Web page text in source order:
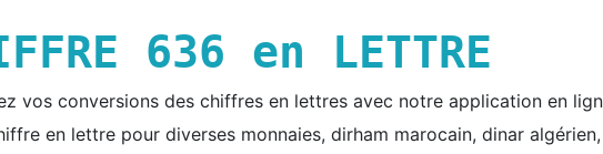
636 en LETTRE
vos conversions des chiffres en lettres avec notre application en
en lettre pour diverses monnaies, dirham marocain, dinar algérien,